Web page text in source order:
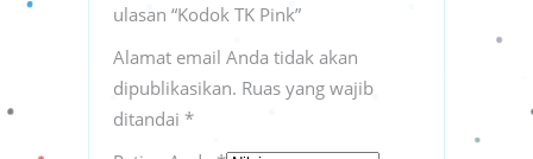
ulasan “Kodok TK Pink”
Alamat email Anda tidak akan
dipublikasikan. Ruas yang wajib
ditandai *